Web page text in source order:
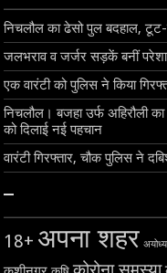
निचलौल का ढेसो पुल बदहाल,
जलभराव व जर्जर सड़कें बनीं
एक वारंटी को पुलिस ने किया
निचलौल। बजहा उर्फ अहिरौली
को दिलाई नई पहचान
वारंटी गिरफ्तार, चौक पुलिस ने
–
18+ अपना शहर